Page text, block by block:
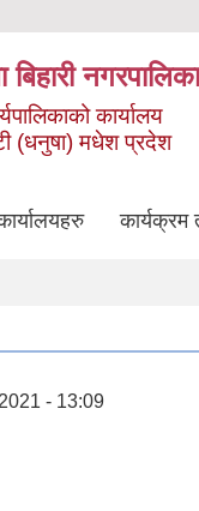
बिहारी नगरपालिका
कार्यालय
(धनुषा) मधेश प्रदेश
कार्यक्रम
- 13:09